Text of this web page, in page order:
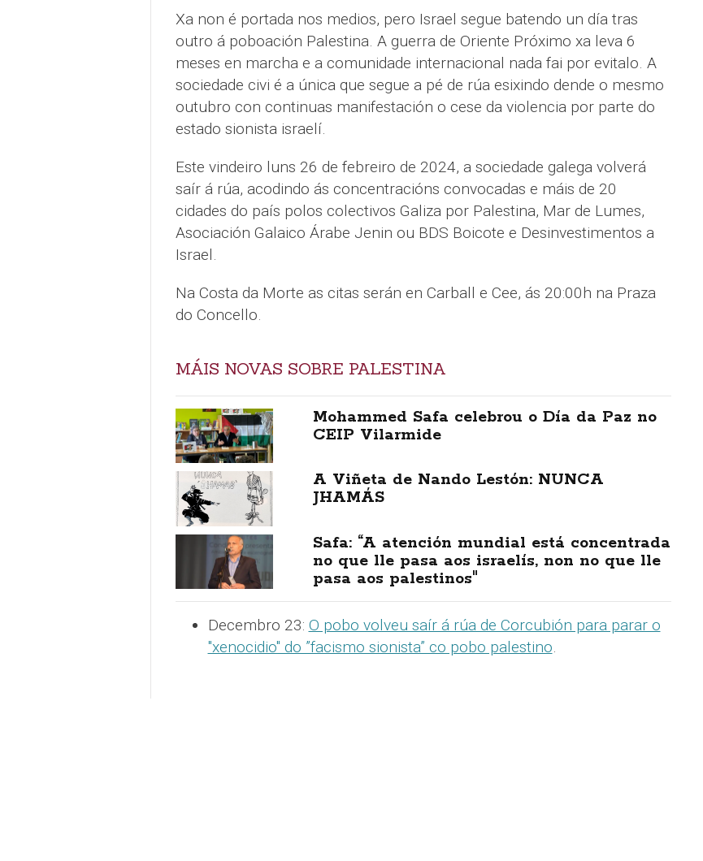
Xa non é portada nos medios, pero Israel segue batendo un día tras
outro á poboación Palestina. A guerra de Oriente Próximo xa leva 6
meses en marcha e a comunidade internacional nada fai por evitalo. A
sociedade civi é a única que segue a pé de rúa esixindo dende o mesmo
outubro con continuas manifestación o cese da violencia por parte do
estado sionista israelí.
Este vindeiro luns 26 de febreiro de 2024, a sociedade galega volverá
saír á rúa, acodindo ás concentracións convocadas e máis de 20
cidades do país polos colectivos Galiza por Palestina, Mar de Lumes,
Asociación Galaico Árabe Jenin ou BDS Boicote e Desinvestimentos a
Israel.
Na Costa da Morte as citas serán en Carball e Cee, ás 20:00h na Praza
do Concello.
MÁIS NOVAS SOBRE PALESTINA
Mohammed Safa celebrou o Día da Paz no
CEIP Vilarmide
A Viñeta de Nando Lestón: NUNCA
JHAMÁS
Safa: “A atención mundial está concentrada
no que lle pasa aos israelís, non no que lle
pasa aos palestinos"
Decembro 23: O pobo volveu saír á rúa de Corcubión para parar o
"xenocidio" do ”facismo sionista” co pobo palestino.